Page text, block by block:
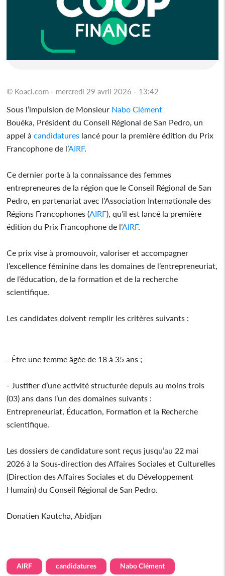
© Koaci.com - mercredi 29 avril 2026 - 13:42
Sous l’impulsion de Monsieur Nabo Clément
Bouéka, Président du Conseil Régional de San Pedro, un
appel àcandidatures lancé pour la première édition du Prix
Francophone de l’AIRF.
Ce dernier porte à la connaissance des femmes
entrepreneures de la région que le Conseil Régional de San
Pedro, en partenariat avec l’Association Internationale des
Régions Francophones (AIRF), qu’il est lancé la première
édition du Prix Francophone de l’AIRF.
Ce prix vise à promouvoir, valoriser et accompagner
l’excellence féminine dans les domaines de l’entrepreneuriat,
de l’éducation, de la formation et de la recherche
scientifique.
Les candidates doivent remplir les critères suivants :
- Être une femme âgée de 18 à 35 ans ;
- Justifier d’une activité structurée depuis au moins trois
(03) ans dans l’un des domaines suivants :
Entrepreneuriat, Éducation, Formation et la Recherche
scientifique.
Les dossiers de candidature sont reçus jusqu’au 22 mai
2026 à la Sous-direction des Affaires Sociales et Culturelles
(Direction des Affaires Sociales et du Développement
Humain) du Conseil Régional de San Pedro.
Donatien Kautcha, Abidjan
AIRF candidatures Nabo Clément